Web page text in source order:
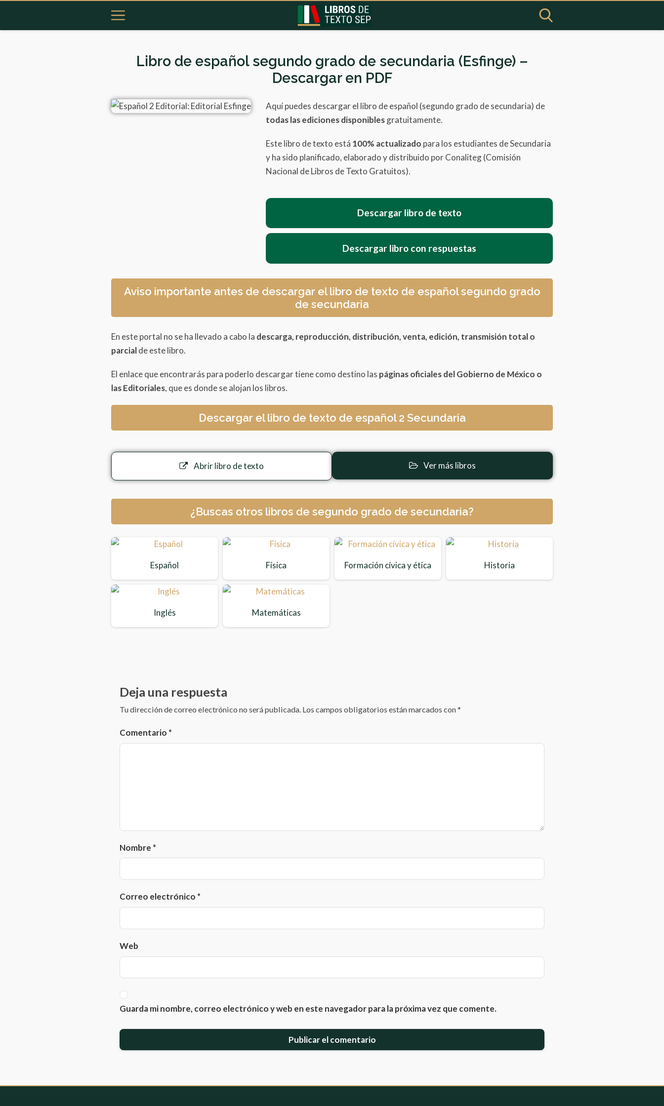
Libro de español segundo grado de secundaria (Esfinge) –
Descargar en PDF
Aquí puedes descargar el libro de español (segundo grado de secundaria) de
todas las ediciones disponiblesgratuitamente.
Este libro de texto está 100% actualizado para los estudiantes de Secundaria
y ha sido planificado, elaborado y distribuido por Conaliteg (Comisión
Nacional de Libros de Texto Gratuitos).
Descargar libro de texto
Descargar libro con respuestas
Aviso importante antes de descargar el libro de texto de español segundo grado
de secundaria
En este portal no se ha llevado a cabo la descarga, reproducción, distribución, venta, edición, transmisión total o
parcialde este libro.
El enlace que encontrarás para poderlo descargar tiene como destino las páginas oficiales del Gobierno de México o
las Editoriales, que es donde se alojan los libros.
Descargar el libro de texto de español 2 Secundaria
Abrir libro de texto Ver más libros
¿Buscas otros libros de segundo grado de secundaria?
Español Física Formación cívica y ética Historia
Inglés Matemáticas
Deja una respuesta
Tu dirección de correo electrónico no será publicada. Los campos obligatorios están marcados con*
Comentario *
Nombre *
Correo electrónico *
Web
Guarda mi nombre, correo electrónico y web en este navegador para la próxima vez que comente.